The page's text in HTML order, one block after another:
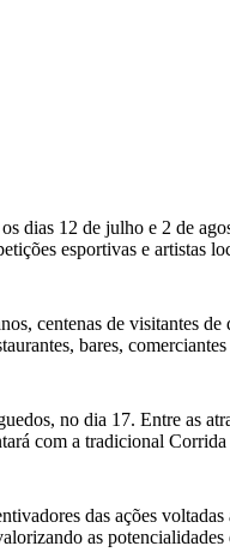
dias 12 de julho e 2 de
esportivas e artistas
centenas de visitantes de
bares,
no dia 17. Entre as
com a tradicional
das ações
as